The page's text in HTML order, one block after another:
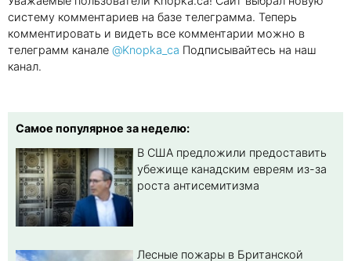
систему комментариев на базе телеграмма. Теперь
комментировать и видеть все комментарии можно в
телеграмм канале @Knopka_ca Подписывайтесь на наш
канал.
Самое популярное за неделю:
В США предложили предоставить
убежище канадским евреям из-за
роста антисемитизма
Лесные пожары в Британской